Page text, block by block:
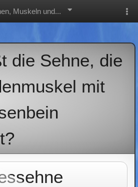
Muskeln und...
die Sehne, die
mit